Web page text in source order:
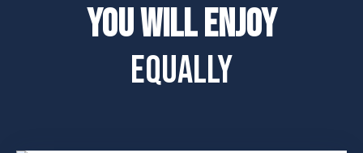
You will enjoy
equally